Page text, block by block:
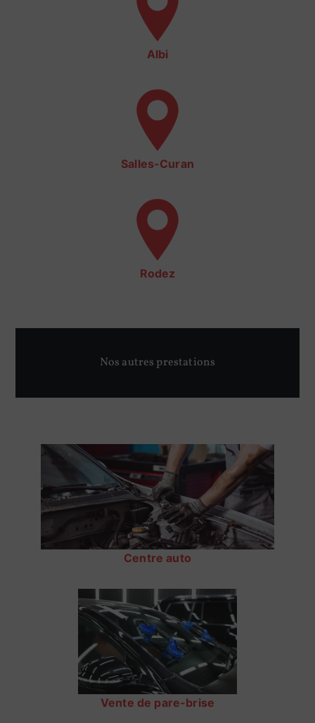
Albi
Salles-Curan
Rodez
Nos autres prestations
Centre auto
Vente de pare-brise